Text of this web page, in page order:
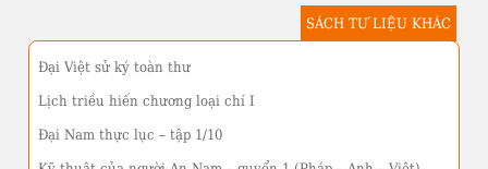
SÁCH TƯ LIỆU KHÁC
Đại Việt sử ký toàn thư
Lịch triều hiến chương loại chí I
Đại Nam thực lục – tập 1/10